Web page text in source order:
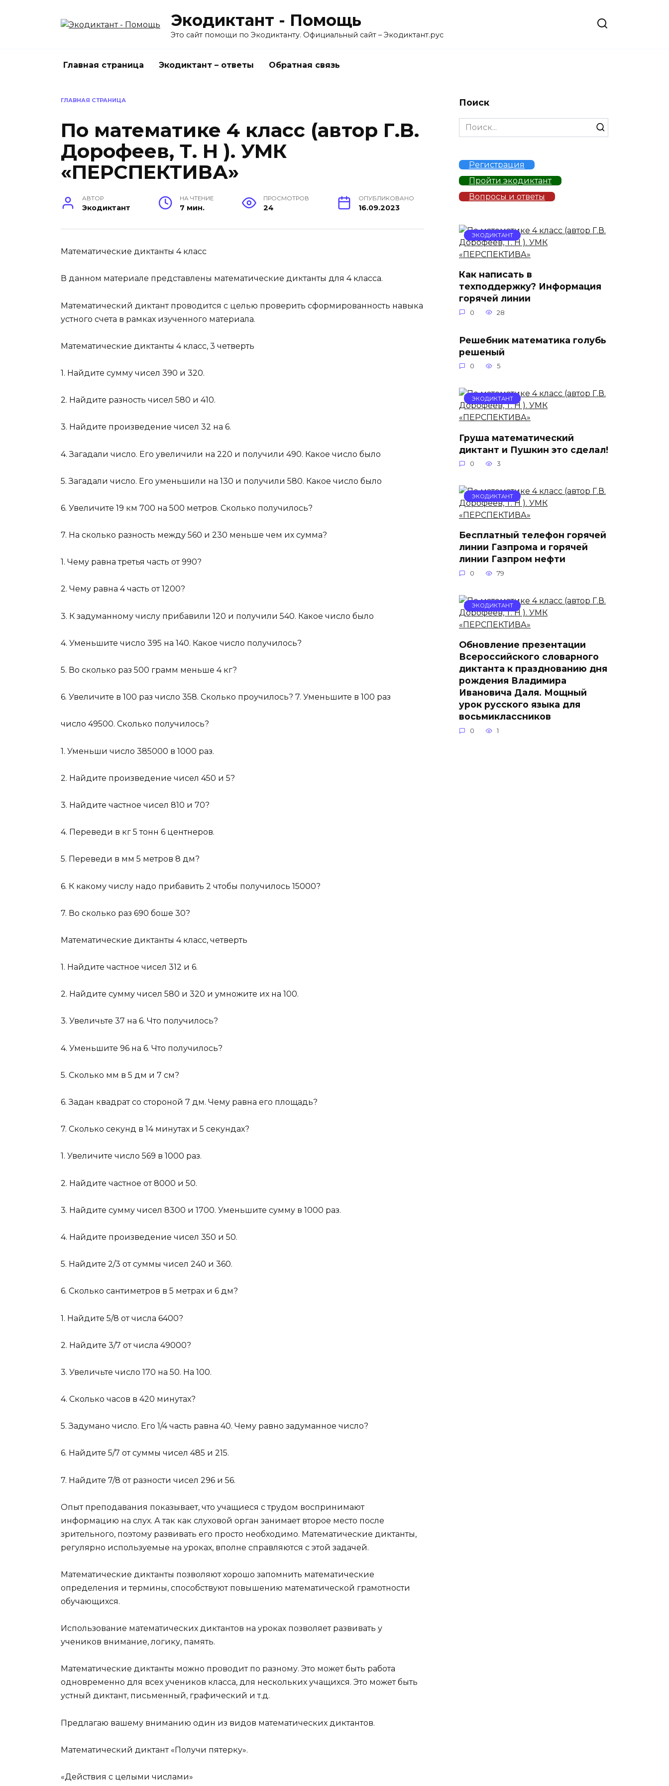
Экодиктант - Помощь
Это сайт помощи по Экодиктанту. Официальный сайт – Экодиктант.рус
Главная страница Экодиктант – ответы Обратная связь
ГЛАВНАЯ СТРАНИЦА
По математике 4 класс (автор Г.В.
Дорофеев, Т. Н ). УМК
«ПЕРСПЕКТИВА»
АВТОР
Экодиктант
НА ЧТЕНИЕ
7 мин.
ПРОСМОТРОВ
24
ОПУБЛИКОВАНО
16.09.2023
Математические диктанты 4 класс
В данном материале представлены математические диктанты для 4 класса.
Математический диктант проводится с целью проверить сформированность навыка
устного счета в рамках изученного материала.
Математические диктанты 4 класс, 3 четверть
1. Найдите сумму чисел 390 и 320.
2. Найдите разность чисел 580 и 410.
3. Найдите произведение чисел 32 на 6.
4. Загадали число. Его увеличили на 220 и получили 490. Какое число было
5. Загадали число. Его уменьшили на 130 и получили 580. Какое число было
6. Увеличите 19 км 700 на 500 метров. Сколько получилось?
7. На сколько разность между 560 и 230 меньше чем их сумма?
1. Чему равна третья часть от 990?
2. Чему равна 4 часть от 1200?
3. К задуманному числу прибавили 120 и получили 540. Какое число было
4. Уменьшите число 395 на 140. Какое число получилось?
5. Во сколько раз 500 грамм меньше 4 кг?
6. Увеличите в 100 раз число 358. Сколько проучилось? 7. Уменьшите в 100 раз
число 49500. Сколько получилось?
1. Уменьши число 385000 в 1000 раз.
2. Найдите произведение чисел 450 и 5?
3. Найдите частное чисел 810 и 70?
4. Переведи в кг 5 тонн 6 центнеров.
5. Переведи в мм 5 метров 8 дм?
6. К какому числу надо прибавить 2 чтобы получилось 15000?
7. Во сколько раз 690 боше 30?
Математические диктанты 4 класс, четверть
1. Найдите частное чисел 312 и 6.
2. Найдите сумму чисел 580 и 320 и умножите их на 100.
3. Увеличьте 37 на 6. Что получилось?
4. Уменьшите 96 на 6. Что получилось?
5. Сколько мм в 5 дм и 7 см?
6. Задан квадрат со стороной 7 дм. Чему равна его площадь?
7. Сколько секунд в 14 минутах и 5 секундах?
1. Увеличите число 569 в 1000 раз.
2. Найдите частное от 8000 и 50.
3. Найдите сумму чисел 8300 и 1700. Уменьшите сумму в 1000 раз.
4. Найдите произведение чисел 350 и 50.
5. Найдите 2/3 от суммы чисел 240 и 360.
6. Сколько сантиметров в 5 метрах и 6 дм?
1. Найдите 5/8 от числа 6400?
2. Найдите 3/7 от числа 49000?
3. Увеличьте число 170 на 50. На 100.
4. Сколько часов в 420 минутах?
5. Задумано число. Его 1/4 часть равна 40. Чему равно задуманное число?
6. Найдите 5/7 от суммы чисел 485 и 215.
7. Найдите 7/8 от разности чисел 296 и 56.
Опыт преподавания показывает, что учащиеся с трудом воспринимают
информацию на слух. А так как слуховой орган занимает второе место после
зрительного, поэтому развивать его просто необходимо. Математические диктанты,
регулярно используемые на уроках, вполне справляются с этой задачей.
Математические диктанты позволяют хорошо запомнить математические
определения и термины, способствуют повышению математической грамотности
обучающихся.
Использование математических диктантов на уроках позволяет развивать у
учеников внимание, логику, память.
Математические диктанты можно проводит по разному. Это может быть работа
одновременно для всех учеников класса, для нескольких учащихся. Это может быть
устный диктант, письменный, графический и т.д.
Предлагаю вашему вниманию один из видов математических диктантов.
Математический диктант «Получи пятерку».
«Действия с целыми числами»
Поиск
Search
for:
Регистрация
Пройти экодиктант
Вопросы и ответы
ЭКОДИКТАНТ
Как написать в
техподдержку? Информация
горячей линии
0 28
Решебник математика голубь
решеный
0 5
ЭКОДИКТАНТ
Груша математический
диктант и Пушкин это сделал!
0 3
ЭКОДИКТАНТ
Бесплатный телефон горячей
линии Газпрома и горячей
линии Газпром нефти
0 79
ЭКОДИКТАНТ
Обновление презентации
Всероссийского словарного
диктанта к празднованию дня
рождения Владимира
Ивановича Даля. Мощный
урок русского языка для
восьмиклассников
0 1